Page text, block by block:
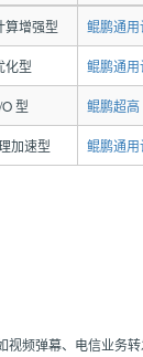
算增强型 鲲鹏通用
化型 鲲鹏通用
型 鲲鹏超高
加速型 鲲鹏通
视频弹幕、电信业务